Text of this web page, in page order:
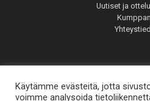
Uutiset ja
Käytämme evästeitä, jotta
voimme analysoida